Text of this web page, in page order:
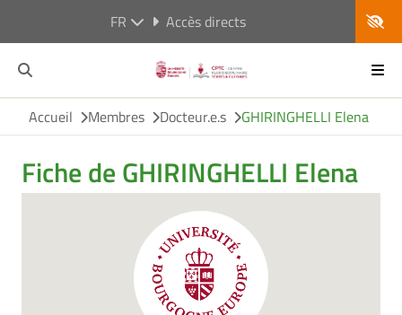
FR Accès directs
Accueil Membres Docteur.e.s GHIRINGHELLI Elena
Fiche de GHIRINGHELLI Elena